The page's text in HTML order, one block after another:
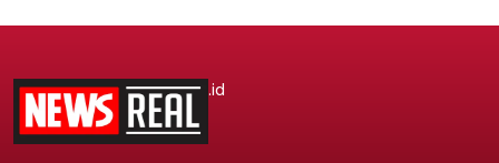
.id